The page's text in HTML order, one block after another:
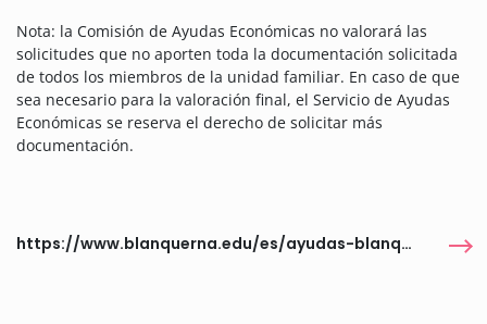
Nota: la Comisión de Ayudas Económicas no valorará las
solicitudes que no aporten toda la documentación solicitada
de todos los miembros de la unidad familiar. En caso de que
sea necesario para la valoración final, el Servicio de Ayudas
Económicas se reserva el derecho de solicitar más
documentación.
https://www.blanquerna.edu/es/ayudas-blanquerna-de-renovaciones-estudiantes-de-2o-en-adelante